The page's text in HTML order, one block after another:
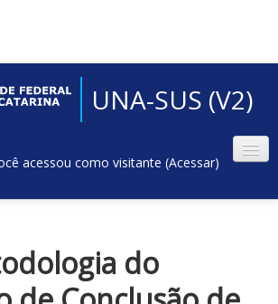
UNA-SUS (V2)
acessou como visitante (Acessar)
do